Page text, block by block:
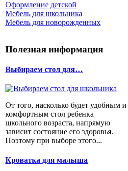
Оформление детской
Мебель для школьника
Мебель для новорожденных
Полезная информация
Выбираем стол для…
От того, насколько будет удобным и
комфортным стол ребенка
школьного возраста, напрямую
зависит состояние его здоровья.
Поэтому при выборе этого...
Кроватка для малыша